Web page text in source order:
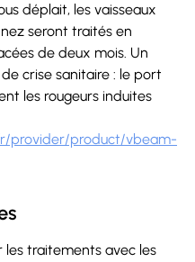
déplait, les vaisseaux
seront traités en
de deux mois. Un
crise sanitaire : le port
les rougeurs induites
provider/product/vbeam-
les traitements avec les